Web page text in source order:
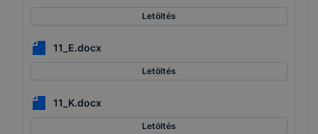
Letöltés
11_E.docx
Letöltés
11_K.docx
Letöltés